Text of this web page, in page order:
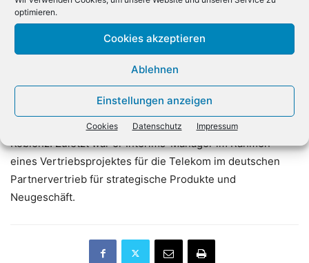
optimieren.
Cookies akzeptieren
Ablehnen
Einstellungen anzeigen
Cookies Datenschutz Impressum
Groß startete 1998 bei einer Ingram Micro-Tochter und
war von September 2005 bis Ende 2013 bereits in
verschiedenen Führungspositionen bei Ingram Micro tätig,
zuletzt als Director Sales und Business Development für
Cisco. Im Anschluss agierte er drei Jahre lang als General
Manager bei der CompuGroup Medical Deutschland AG in
Koblenz. Zuletzt war er Interims-Manager im Rahmen
eines Vertriebsprojektes für die Telekom im deutschen
Partnervertrieb für strategische Produkte und
Neugeschäft.